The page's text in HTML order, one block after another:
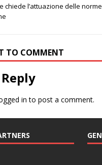
chiede l’attuazione delle norme
TO COMMENT
in to post a comment.